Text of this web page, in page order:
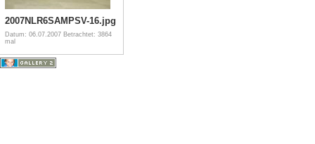
2007NLR6SAMPSV-16.jpg
Datum: 06.07.2007 Betrachtet: 3864
mal